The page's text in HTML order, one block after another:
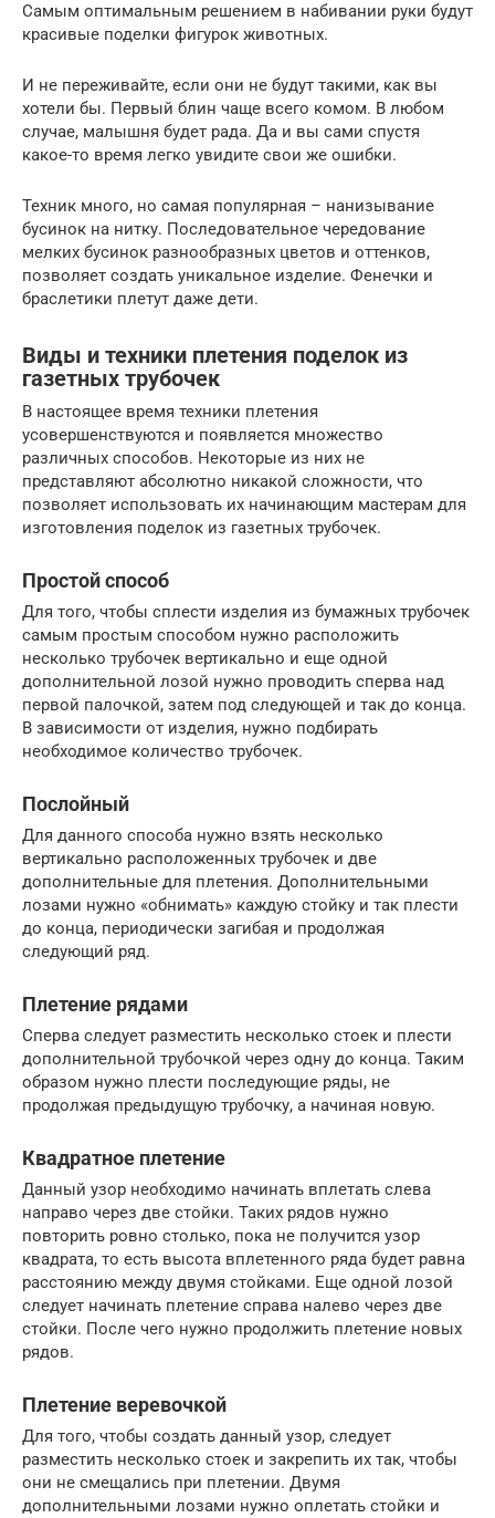
Самым оптимальным решением в набивании руки будут
красивые поделки фигурок животных.
И не переживайте, если они не будут такими, как вы
хотели бы. Первый блин чаще всего комом. В любом
случае, малышня будет рада. Да и вы сами спустя
какое-то время легко увидите свои же ошибки.
Техник много, но самая популярная – нанизывание
бусинок на нитку. Последовательное чередование
мелких бусинок разнообразных цветов и оттенков,
позволяет создать уникальное изделие. Фенечки и
браслетики плетут даже дети.
Виды и техники плетения поделок из
газетных трубочек
В настоящее время техники плетения
усовершенствуются и появляется множество
различных способов. Некоторые из них не
представляют абсолютно никакой сложности, что
позволяет использовать их начинающим мастерам для
изготовления поделок из газетных трубочек.
Простой способ
Для того, чтобы сплести изделия из бумажных трубочек
самым простым способом нужно расположить
несколько трубочек вертикально и еще одной
дополнительной лозой нужно проводить сперва над
первой палочкой, затем под следующей и так до конца.
В зависимости от изделия, нужно подбирать
необходимое количество трубочек.
Послойный
Для данного способа нужно взять несколько
вертикально расположенных трубочек и две
дополнительные для плетения. Дополнительными
лозами нужно «обнимать» каждую стойку и так плести
до конца, периодически загибая и продолжая
следующий ряд.
Плетение рядами
Сперва следует разместить несколько стоек и плести
дополнительной трубочкой через одну до конца. Таким
образом нужно плести последующие ряды, не
продолжая предыдущую трубочку, а начиная новую.
Квадратное плетение
Данный узор необходимо начинать вплетать слева
направо через две стойки. Таких рядов нужно
повторить ровно столько, пока не получится узор
квадрата, то есть высота вплетенного ряда будет равна
расстоянию между двумя стойками. Еще одной лозой
следует начинать плетение справа налево через две
стойки. После чего нужно продолжить плетение новых
рядов.
Плетение веревочкой
Для того, чтобы создать данный узор, следует
разместить несколько стоек и закрепить их так, чтобы
они не смещались при плетении. Двумя
дополнительными лозами нужно оплетать стойки и